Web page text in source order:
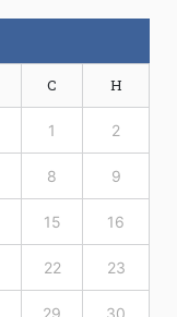
С Н
1 2
8 9
15 16
22 23
29 30